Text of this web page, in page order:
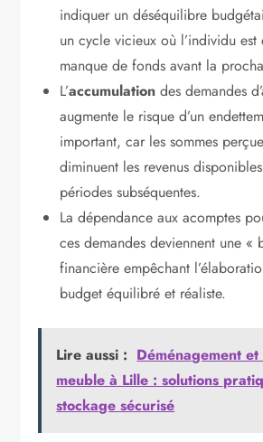
indiquer un déséquilibre
un cycle vicieux où l’individu est
manque de fonds avant la
L’accumulation des demandes
augmente le risque d’un
important, car les sommes
diminuent les revenus
périodes subséquentes.
La dépendance aux acomptes
ces demandes deviennent une «
financière empêchant
budget équilibré et réaliste.
Lire aussi : Déménagement
meuble à Lille : solutions
stockage sécurisé